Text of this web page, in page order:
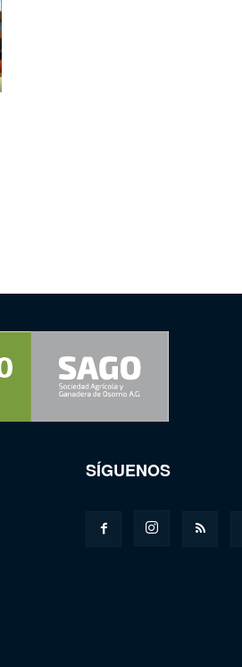
SÍGUENOS